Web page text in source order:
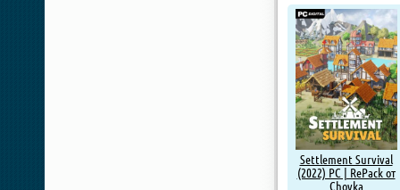
Settlement Survival
(2022) PC | RePack от
Chovka